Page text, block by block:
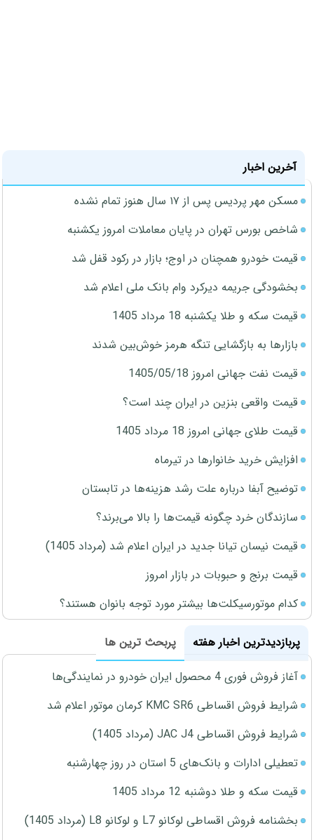
آخرین اخبار
مسکن مهر پردیس پس از ۱۷ سال هنوز تمام نشده
شاخص بورس تهران در پایان معاملات امروز یکشنبه
قیمت خودرو همچنان در اوج؛ بازار در رکود قفل شد
بخشودگی جریمه دیرکرد وام بانک ملی اعلام شد
قیمت سکه و طلا یکشنبه 18 مرداد 1405
بازارها به بازگشایی تنگه هرمز خوش‌بین شدند
قیمت نفت جهانی امروز 1405/05/18
قیمت واقعی بنزین در ایران چند است؟
قیمت طلای جهانی امروز 18 مرداد 1405
افزایش خرید خانوارها در تیرماه
توضیح آبفا درباره علت رشد هزینه‌ها در تابستان
سازندگان خرد چگونه قیمت‌ها را بالا می‌برند؟
قیمت نیسان تیانا جدید در ایران اعلام شد (مرداد 1405)
قیمت برنج و حبوبات در بازار امروز
کدام موتورسیکلت‌ها بیشتر مورد توجه بانوان هستند؟
پربازدیدترین اخبار هفته
پربحث ترین ها
آغاز فروش فوری 4 محصول ایران خودرو در نمایندگی‌ها
شرایط فروش اقساطی KMC SR6 کرمان موتور اعلام شد
شرایط فروش اقساطی JAC J4 (مرداد 1405)
تعطیلی ادارات و بانک‌های 5 استان در روز چهارشنبه
قیمت سکه و طلا دوشنبه 12 مرداد 1405
بخشنامه فروش اقساطی لوکانو L7 و لوکانو L8 (مرداد 1405)